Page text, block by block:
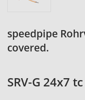
speedpipe
covered.
SRV-G 24x7 tc